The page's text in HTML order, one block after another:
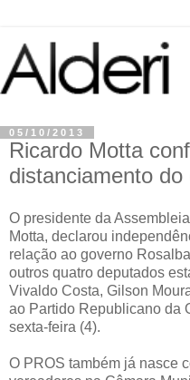
05/10/2013
Ricardo Motta
distanciamento
O presidente da
Motta, declarou
relação ao governo
outros quatro deputados
Vivaldo Costa, Gilson
ao Partido Republicano da
sexta-feira (4).
O PROS também já nasce